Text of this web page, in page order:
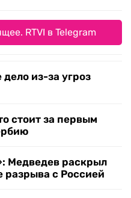
RTVI в Telegram
из-за угроз
стоит за первым
Медведев раскрыл
разрыва с Россией